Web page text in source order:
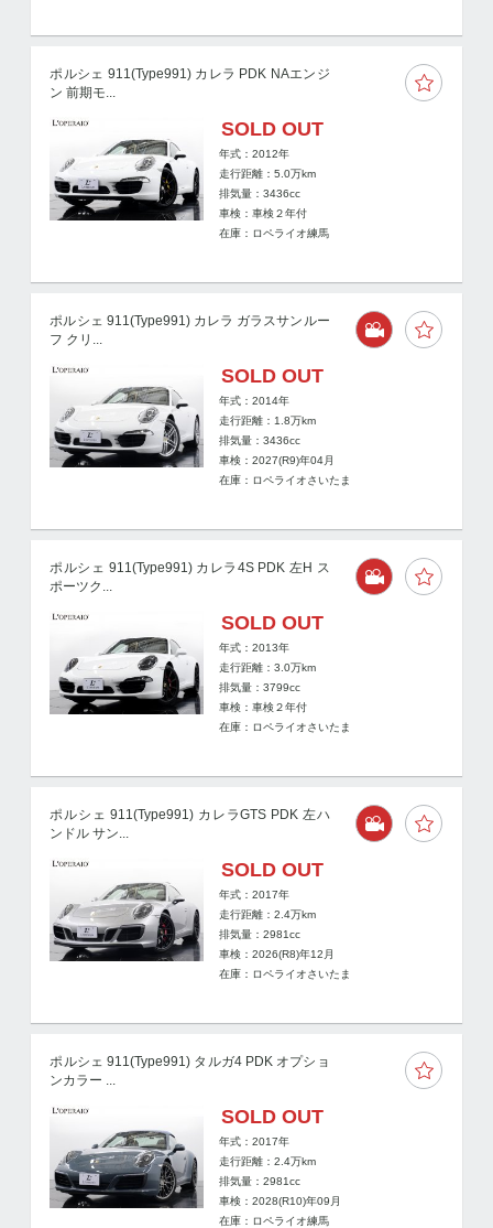
ポルシェ 911(Type991) カレラ PDK NAエンジ
ン 前期モ...
SOLD OUT
年式：2012年
走行距離：5.0万km
排気量：3436cc
車検：車検２年付
在庫：ロペライオ練馬
ポルシェ 911(Type991) カレラ ガラスサンルー
フ クリ...
SOLD OUT
年式：2014年
走行距離： 1.8万km
排気量：3436cc
車検：2027(R9)年04月
在庫：ロペライオさいたま
ポルシェ 911(Type991) カレラ4S PDK 左H ス
ポーツク...
SOLD OUT
年式：2013年
走行距離：3.0万km
排気量：3799cc
車検：車検２年付
在庫：ロペライオさいたま
ポルシェ 911(Type991) カレラGTS PDK 左ハ
ンドル サン...
SOLD OUT
年式：2017年
走行距離：2.4万km
排気量：2981cc
車検：2026(R8)年12月
在庫：ロペライオさいたま
ポルシェ 911(Type991) タルガ4 PDK オプショ
ンカラー ...
SOLD OUT
年式：2017年
走行距離：2.4万km
排気量：2981cc
車検：2028(R10)年09月
在庫：ロペライオ練馬